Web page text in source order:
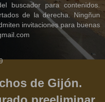
buscador para contenidos.
de la derecha. Ningñun
invitaciones para buenas
de Gijón.